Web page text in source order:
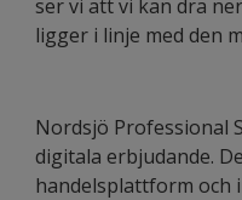
ser vi att vi kan dra
ligger i linje med den
Nordsjö Professional
digitala erbjudande.
handelsplattform och